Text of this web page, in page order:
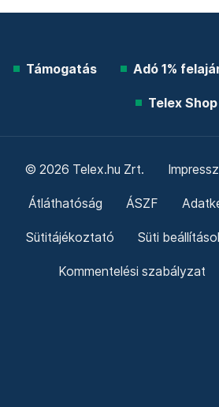
Támogatás Adó 1%
Telex Shop
© 2026 Telex.hu Zrt.
Átláthatóság ÁSZF
Sütitájékoztató Süti
Kommentelési szabályzat